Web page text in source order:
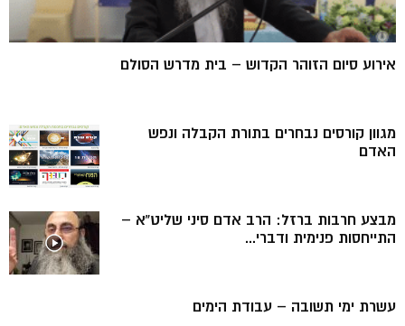
אירוע סיום הזוהר הקדוש – בית מדרש הסולם
מגוון קורסים נבחרים בתורת הקבלה ונפש
האדם
מבצע חרבות ברזל: הרב אדם סיני שליט”א –
התייחסות פנימית ודברי...
עשרת ימי תשובה – עבודת הימים